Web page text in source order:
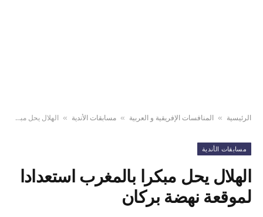
الرئيسية » المنافسات الإفريقية و العربية » مسابقات الأندية » الهلال يحل مبكرا بالمغرب استعدادا لموقعة نهضة بركان
مسابقات الأندية
الهلال يحل مبكرا بالمغرب استعدادا
لموقعة نهضة بركان